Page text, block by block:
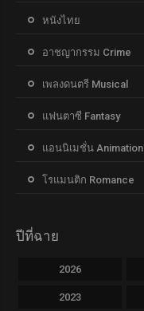
หนังไทย
อาชญากรรม Crime
เพลงดนตรี Musical
แฟนตาซี Fantasy
แอนนิเมชั่น Animation
โรแมนติก Romance
ปีที่ฉาย
2026
2023